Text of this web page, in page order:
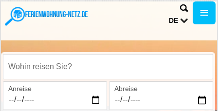
DE
Wohin reisen Sie?
Anreise Abreise